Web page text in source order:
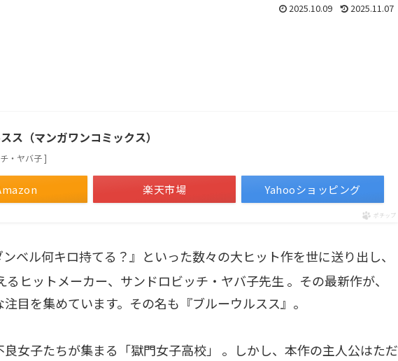
2025.10.09 2025.11.07
ス（マンガワンコミックス）
・ヤバ子 ]
楽天市場 Yahooショッピング
ポチップ
ンベル何キロ持てる？』といった数々の大ヒット作を世に送り出し、
るヒットメーカー、サンドロビッチ・ヤバ子先生 。その最新作が、
目を集めています。その名も『ブルーウルスス』。
女子たちが集まる「獄門女子高校」 。しかし、本作の主人公はただ